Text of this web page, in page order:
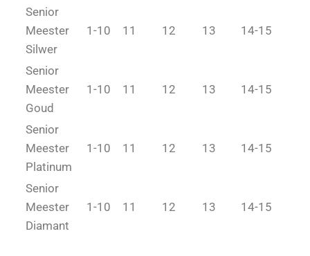
Senior
Meester
Silwer
1-10 11 12 13 14-15
Senior
Meester
Goud
1-10 11 12 13 14-15
Senior
Meester
Platinum
1-10 11 12 13 14-15
Senior
Meester
Diamant
1-10 11 12 13 14-15